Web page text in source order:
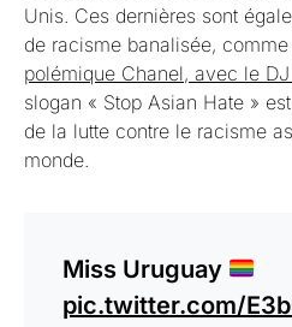
Unis. Ces dernières sont
de racisme banalisée,
polémique Chanel, avec le
slogan « Stop Asian Hate »
de la lutte contre le racisme
monde.
Miss Uruguay
pic.twitter.com/